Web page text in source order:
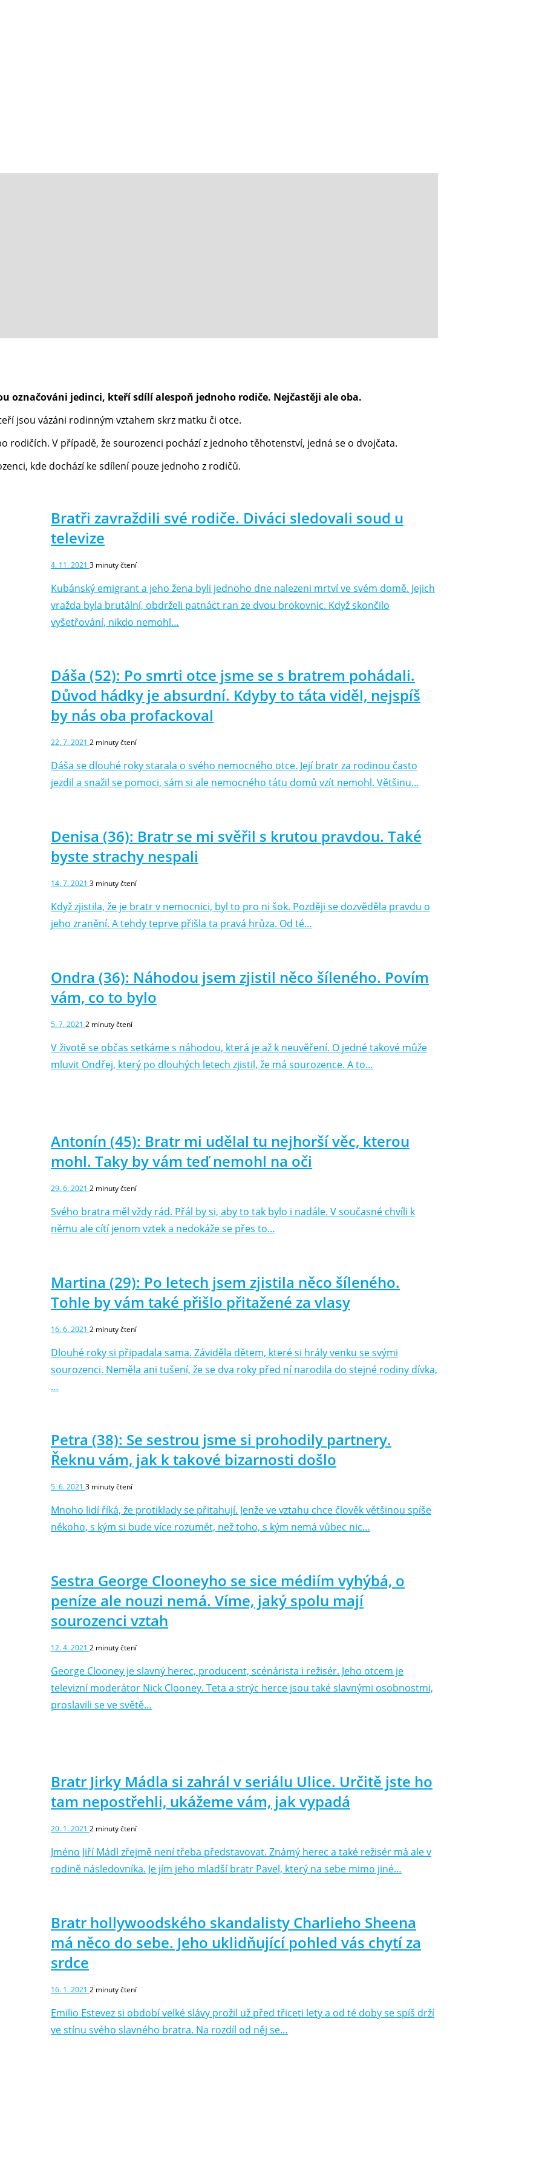
označováni jedinci, kteří sdílí alespoň jednoho rodiče. Nejčastěji ale oba.
jsou vázáni rodinným vztahem skrz matku či otce.
rodičích. V případě, že sourozenci pochází z jednoho těhotenství, jedná se o dvojčata.
kde dochází ke sdílení pouze jednoho z rodičů.
Bratři zavraždili své rodiče. Diváci sledovali soud u
televize
4. 11. 2021 3 minuty čtení
Kubánský emigrant a jeho žena byli jednoho dne nalezeni mrtví ve svém domě. Jejich
vražda byla brutální, obdrželi patnáct ran ze dvou brokovnic. Když skončilo
vyšetřování, nikdo nemohl…
Dáša (52): Po smrti otce jsme se s bratrem pohádali.
Důvod hádky je absurdní. Kdyby to táta viděl, nejspíš
by nás oba profackoval
22. 7. 2021 2 minuty čtení
Dáša se dlouhé roky starala o svého nemocného otce. Její bratr za rodinou často
jezdil a snažil se pomoci, sám si ale nemocného tátu domů vzít nemohl. Většinu…
Denisa (36): Bratr se mi svěřil s krutou pravdou. Také
byste strachy nespali
14. 7. 2021 3 minuty čtení
Když zjistila, že je bratr v nemocnici, byl to pro ni šok. Později se dozvěděla pravdu o
jeho zranění. A tehdy teprve přišla ta pravá hrůza. Od té…
Ondra (36): Náhodou jsem zjistil něco šíleného. Povím
vám, co to bylo
5. 7. 2021 2 minuty čtení
V životě se občas setkáme s náhodou, která je až k neuvěření. O jedné takové může
mluvit Ondřej, který po dlouhých letech zjistil, že má sourozence. A to…
Antonín (45): Bratr mi udělal tu nejhorší věc, kterou
mohl. Taky by vám teď nemohl na oči
29. 6. 2021 2 minuty čtení
Svého bratra měl vždy rád. Přál by si, aby to tak bylo i nadále. V současné chvíli k
němu ale cítí jenom vztek a nedokáže se přes to…
Martina (29): Po letech jsem zjistila něco šíleného.
Tohle by vám také přišlo přitažené za vlasy
16. 6. 2021 2 minuty čtení
Dlouhé roky si připadala sama. Záviděla dětem, které si hrály venku se svými
sourozenci. Neměla ani tušení, že se dva roky před ní narodila do stejné rodiny dívka,
…
Petra (38): Se sestrou jsme si prohodily partnery.
Řeknu vám, jak k takové bizarnosti došlo
5. 6. 2021 3 minuty čtení
Mnoho lidí říká, že protiklady se přitahují. Jenže ve vztahu chce člověk většinou spíše
někoho, s kým si bude více rozumět, než toho, s kým nemá vůbec nic…
Sestra George Clooneyho se sice médiím vyhýbá, o
peníze ale nouzi nemá. Víme, jaký spolu mají
sourozenci vztah
12. 4. 2021 2 minuty čtení
George Clooney je slavný herec, producent, scénárista i režisér. Jeho otcem je
televizní moderátor Nick Clooney. Teta a strýc herce jsou také slavnými osobnostmi,
proslavili se ve světě…
Bratr Jirky Mádla si zahrál v seriálu Ulice. Určitě jste ho
tam nepostřehli, ukážeme vám, jak vypadá
20. 1. 2021 2 minuty čtení
Jméno Jiří Mádl zřejmě není třeba představovat. Známý herec a také režisér má ale v
rodině následovníka. Je jím jeho mladší bratr Pavel, který na sebe mimo jiné…
Bratr hollywoodského skandalisty Charlieho Sheena
má něco do sebe. Jeho uklidňující pohled vás chytí za
srdce
16. 1. 2021 2 minuty čtení
Emilio Estevez si období velké slávy prožil už před třiceti lety a od té doby se spíš drží
ve stínu svého slavného bratra. Na rozdíl od něj se…